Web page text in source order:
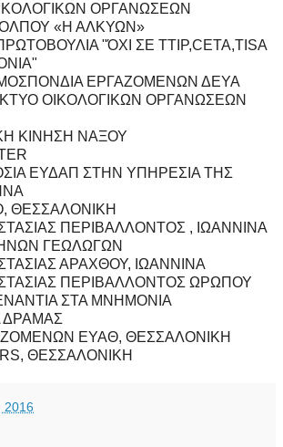
ΟΡΓΑΝΩΣΕΩΝ
«Η ΑΛΚΥΩΝ»
"ΌΧΙ ΣΕ TTIP,CETA,TISA
ΕΡΓΑΖΟΜΕΝΩΝ ΔΕΥΑ
ΟΙΚΟΛΟΓΙΚΩΝ ΟΡΓΑΝΩΣΕΩΝ
ΚΙΝΗΣΗ ΝΑΞΟΥ
ΕΥΔΑΠ ΣΤΗΝ ΥΠΗΡΕΣΙΑ ΤΗΣ
ΘΕΣΣΑΛΟΝΙΚΗ
ΠΕΡΙΒΑΛΛΟΝΤΟΣ , ΙΩΑΝΝΙΝΑ
ΓΕΩΛΩΓΩΝ
ΑΡΑΧΘΟΥ, ΙΩΑΝNΙΝΑ
ΠΕΡΙΒΑΛΛΟΝΤΟΣ ΩΡΩΠΟΥ
ΣΤΑ ΜΝΗΜΟΝΙΑ
ΔΡΑΜΑΣ
ΕΥΑΘ, ΘΕΣΣΑΛΟΝΙΚΗ
ΘΕΣΣΑΛΟΝΙΚΗ
2016